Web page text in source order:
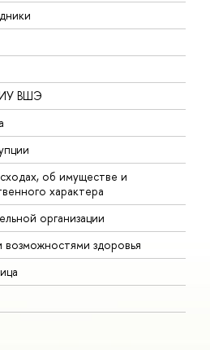
ВШЭ
об имуществе и
характера
организации
здоровья